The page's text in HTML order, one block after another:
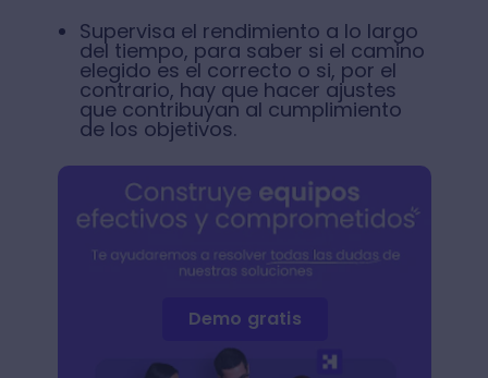
Supervisa el rendimiento a lo largo
del tiempo, para saber si el camino
elegido es el correcto o si, por el
contrario, hay que hacer ajustes
que contribuyan al cumplimiento
de los objetivos.
Demo gratis